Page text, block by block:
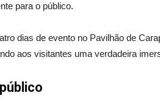
para o público.
dias de evento no Pavilhão de
aos visitantes uma verdadeira